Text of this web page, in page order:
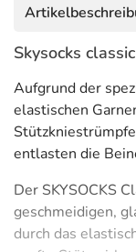
Skysocks classic
Aufgrund der
elastischen
entlasten die
Der SKYSOCKS
geschmeidigen,
durch das